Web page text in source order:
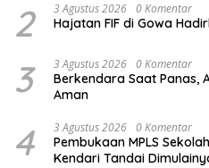
2 3 Agustus 2026 0 Komentar
Hajatan FIF di Gowa
3 3 Agustus 2026 0 Komentar
Berkendara Saat Panas,
Aman
4 3 Agustus 2026 0 Komentar
Pembukaan MPLS
Kendari Tandai